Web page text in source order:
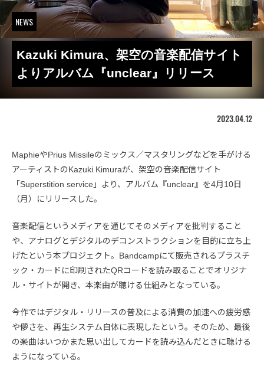
NEWS
Kazuki Kimura、架空の音楽配信サイト
よりアルバム『unclear』リリース
2023.04.12
MaphieやPrius Missileのミックス／マスタリングなどを手がける
アーティストのKazuki Kimuraが、架空の音楽配信サイト
「Superstition service」より、アルバム『unclear』を4月10日
（月）にリリースした。
音楽配信というメディアを通じてそのメディアを批判すること
や、アナログとデジタルのデコンストラクションを目的に立ち上
げたという本プロジェクト。Bandcampにて販売されるプラスチ
ック・カードに印刷されたQRコードを読み取ることでオリジナ
ル・サイトが開き、本楽曲が聴ける仕組みとなっている。
今作ではデジタル・リリースの普及による消費の加速への疲労感
や儚さを、再生システム自体に表現したという。そのため、最後
の楽曲はいつかまた思い出してカードを読み込んだときに聴ける
ようになっている。